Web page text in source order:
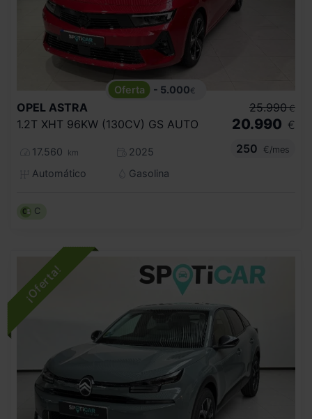
- 5.000€
OPEL ASTRA
1.2T XHT 96KW (130CV) GS AUTO
17.560 km
2025
Automático
Gasolina
25.990 €
20.990 €
250
€/mes
C